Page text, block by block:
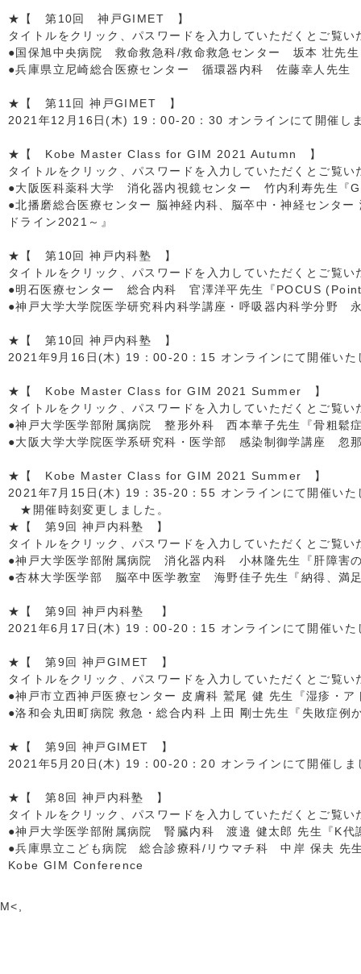
★【 第10回 神戸GIMET 】
タイトルをクリック、パスワードを入力していただくとご覧
●国保旭中央病院 救命救急科/救命救急センター 坂本 壮先生
●兵庫県立尼崎総合医療センター 循環器内科 佐藤幸人先生
★【 第11回 神戸GIMET 】
2021年12月16日(木) 19：00-20：30 オンラインにて開催し
★【 Kobe Master Class for GIM 2021 Autumn 】
タイトルをクリック、パスワードを入力していただくとご覧
●大阪医科薬科大学 消化器内視鏡センター 竹内利寿先生『
●北播磨総合医療センター 脳神経内科、脳卒中・神経センタ
ドライン2021～』
★【 第10回 神戸内科塾 】
タイトルをクリック、パスワードを入力していただくとご覧
●明石医療センター 総合内科 官澤洋平先生『POCUS
●神戸大学大学院医学研究科内科学講座・呼吸器内科学分野
★【 第10回 神戸内科塾 】
2021年9月16日(木) 19：00-20：15 オンラインにて開催いた
★【 Kobe Master Class for GIM 2021 Summer 】
タイトルをクリック、パスワードを入力していただくとご覧
●神戸大学医学部附属病院 整形外科 西本華子先生『骨粗鬆
●大阪大学大学院医学系研究科・医学部 感染制御学講座 忽
★【 Kobe Master Class for GIM 2021 Summer 】
2021年7月15日(木) 19：35-20：55 オンラインにて開催いた
★開催時刻変更しました。
★【 第9回 神戸内科塾 】
タイトルをクリック、パスワードを入力していただくとご覧
●神戸大学医学部附属病院 消化器内科 小林隆先生『肝障害
●杏林大学医学部 脳卒中医学教室 海野佳子先生『納得、満
★【 第9回 神戸内科塾 】
2021年6月17日(木) 19：00-20：15 オンラインにて開催いた
★【 第9回 神戸GIMET 】
タイトルをクリック、パスワードを入力していただくとご覧
●神戸市立西神戸医療センター 皮膚科 鷲尾 健 先生『湿疹・
●洛和会丸田町病院 救急・総合内科 上田 剛士先生『失敗症例
★【 第9回 神戸GIMET 】
2021年5月20日(木) 19：00-20：20 オンラインにて開催しま
★【 第8回 神戸内科塾 】
タイトルをクリック、パスワードを入力していただくとご覧
●神戸大学医学部附属病院 腎臓内科 渡邉 健太郎 先生『K代
●兵庫県立こども病院 総合診療科/リウマチ科 中岸 保夫 先
Kobe GIM Conference
M<,